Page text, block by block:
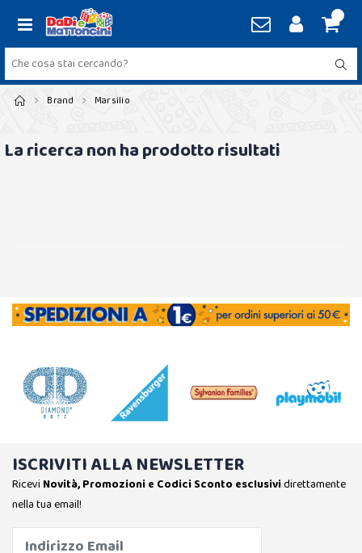
Brand Marsilio
La ricerca non ha prodotto risultati
ISCRIVITI ALLA NEWSLETTER
Ricevi Novità, Promozioni e Codici Sconto esclusividirettamente
nella tua email!